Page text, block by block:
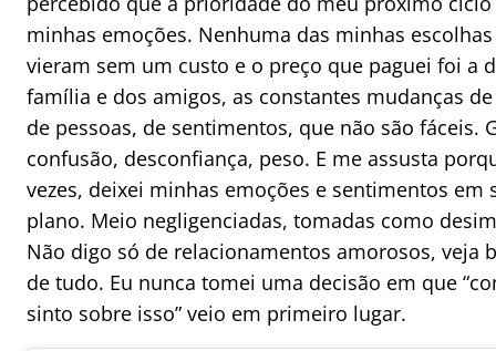
minhas emoções. Nenhuma das minhas
vieram sem um custo e o preço que paguei foi a
família e dos amigos, as constantes mudanças
de pessoas, de sentimentos, que não são fáceis.
confusão, desconfiança, peso. E me assusta
vezes, deixei minhas emoções e sentimentos em
plano. Meio negligenciadas, tomadas como
Não digo só de relacionamentos amorosos, veja
de tudo. Eu nunca tomei uma decisão em que
sinto sobre isso” veio em primeiro lugar.